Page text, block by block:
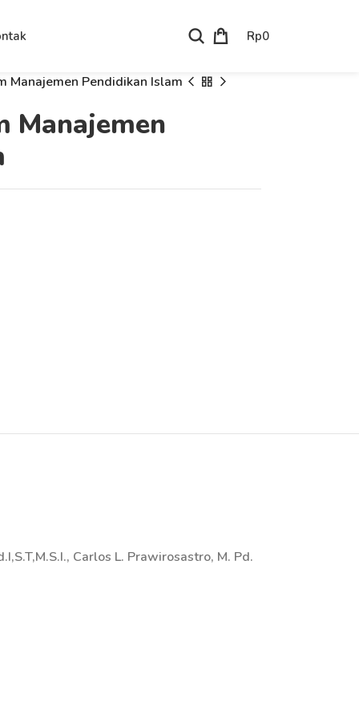
Rp0
Manajemen Pendidikan Islam
Manajemen
Carlos L. Prawirosastro, M. Pd.